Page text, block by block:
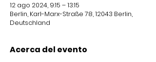
12 ago 2024, 9:15 – 13:15
Berlin, Karl-Marx-Straße 78, 12043 Berlin,
Deutschland
Acerca del evento